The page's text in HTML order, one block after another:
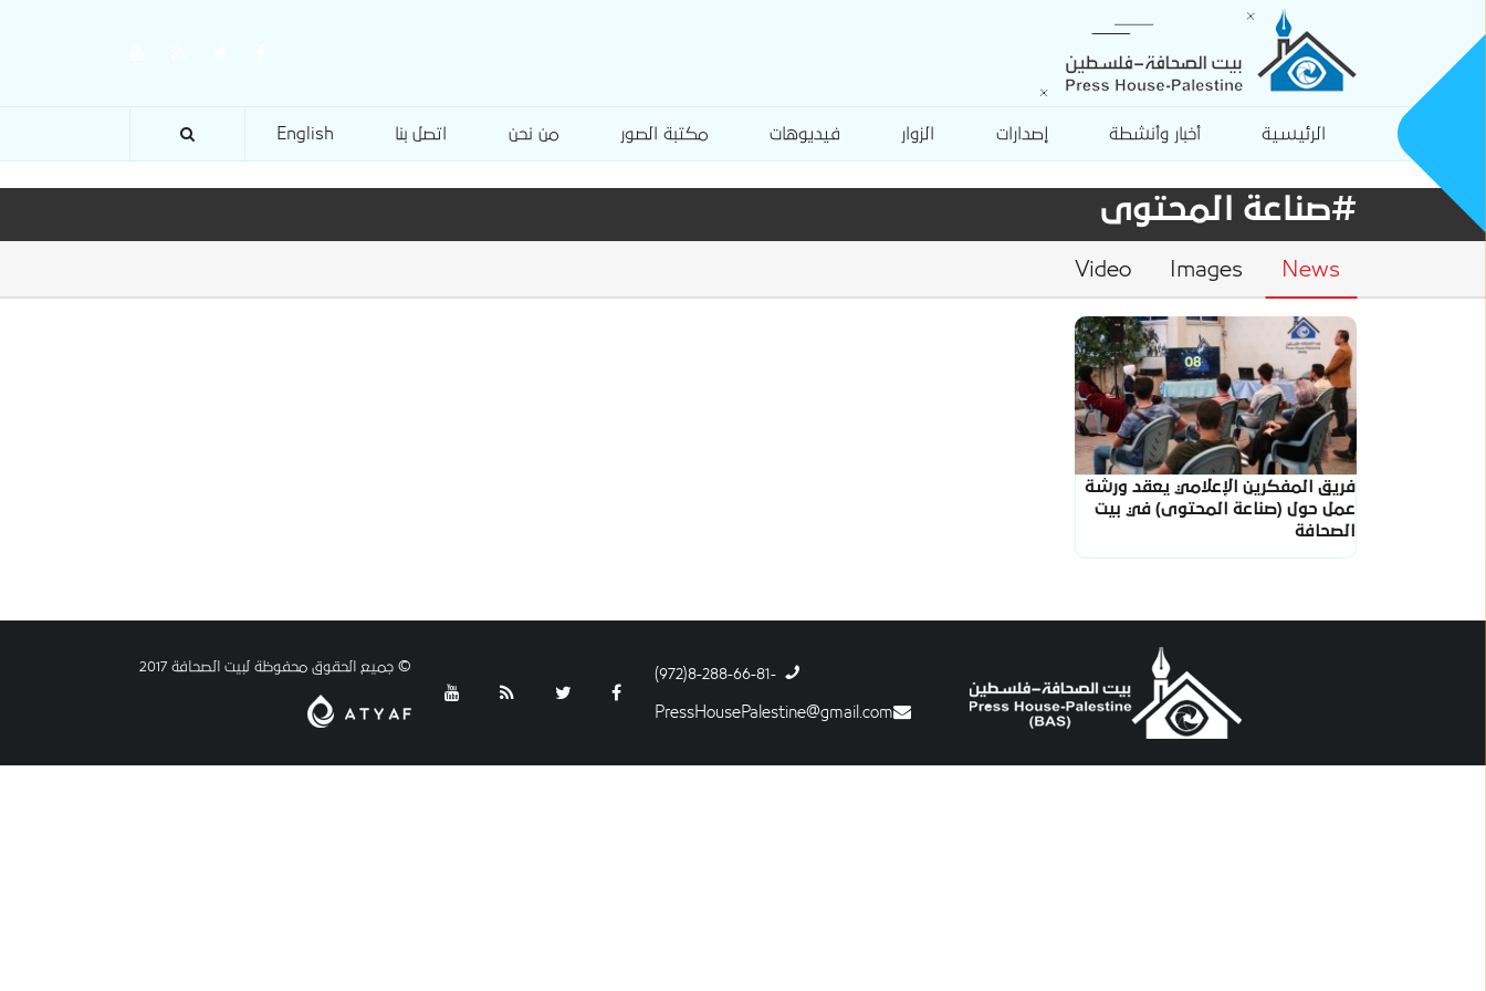
الرئيسية أخبار وأنشطة إصدارات الزوار فيديوهات مكتبة الصور من نحن اتصل بنا English
#صناعة المحتوى
News
Images
Video
فريق المفكرين الإعلامي يعقد ورشة
عمل حول (صناعة المحتوى) في بيت
الصحافة
-8-288-66-81(972)
PressHousePalestine@gmail.com
© جميع الحقوق محفوظة لبيت الصحافة 2017